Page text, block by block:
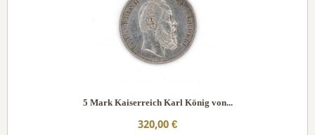
5 Mark Kaiserreich Karl König von...
320,00 €